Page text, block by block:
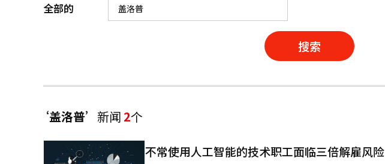
全部的
搜索
‘盖洛普’ 新闻 2个
不常使用人工智能的技术职工面临三倍解雇风险